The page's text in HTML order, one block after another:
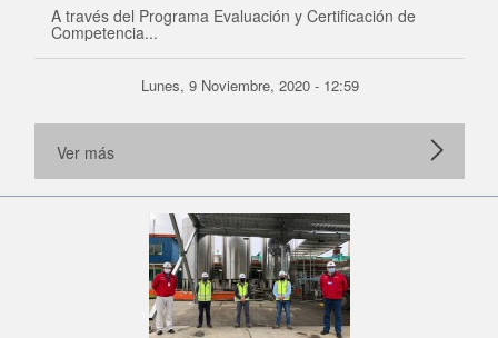
A través del Programa Evaluación y Certificación de
Competencia...
Lunes, 9 Noviembre, 2020 - 12:59
Ver más